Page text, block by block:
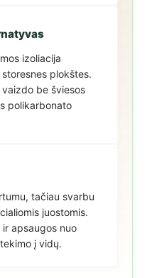
izoliacija
plokštes.
be šviesos
polikarbonato
tačiau svarbu
juostomis.
apsaugos nuo
į vidų.